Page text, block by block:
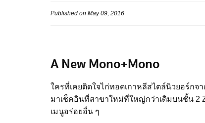
Published on May 09, 2016
A New Mono+Mono
ใครที่เคยติดใจไก่ทอดเกาหลีสไตล์นิวยอร์กจา
มาเช็คอินที่สาขาใหม่ที่ใหญ่กว่าเดิมบนชั้น 2
เมนูอร่อยอื่น ๆ